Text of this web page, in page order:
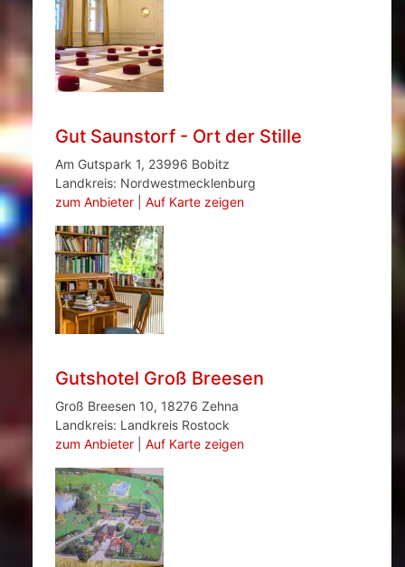
Gut Saunstorf - Ort der Stille
Am Gutspark 1, 23996 Bobitz
Landkreis: Nordwestmecklenburg
zum Anbieter| Auf Karte zeigen
Gutshotel Groß Breesen
Groß Breesen 10, 18276 Zehna
Landkreis: Landkreis Rostock
zum Anbieter| Auf Karte zeigen